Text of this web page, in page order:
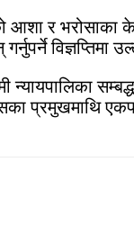
र भरोसाका
विज्ञप्तिमा
न्यायपालिका
प्रमुखमाथि